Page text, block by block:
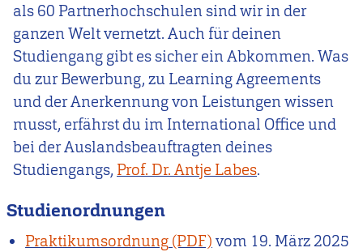
als 60 Partnerhochschulen sind wir in der
ganzen Welt vernetzt. Auch für deinen
Studiengang gibt es sicher ein Abkommen. Was
du zur Bewerbung, zu Learning Agreements
und der Anerkennung von Leistungen wissen
musst, erfährst du im International Office und
bei der Auslandsbeauftragten deines
Studiengangs, Prof. Dr. Antje Labes.
Studienordnungen
Praktikumsordnung vom 19. März 2025